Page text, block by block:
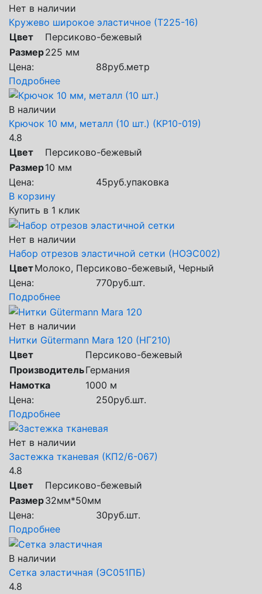
Нет в наличии
Кружево широкое эластичное (Т225-16)
Цвет
Персиково-бежевый
Размер225 мм
Цена:
88руб.метр
Подробнее
В наличии
Крючок 10 мм, металл (10 шт.) (КР10-019)
4.8
Цвет
Персиково-бежевый
Размер10 мм
Цена:
45руб.упаковка
В корзину
Купить в 1 клик
Нет в наличии
Набор отрезов эластичной сетки (НОЭС002)
ЦветМолоко, Персиково-бежевый, Черный
Цена:
770руб.шт.
Подробнее
Нет в наличии
Нитки Gütermann Mara 120 (НГ210)
Цвет
Персиково-бежевый
ПроизводительГермания
Намотка
1000 м
Цена:
250руб.шт.
Подробнее
Нет в наличии
Застежка тканевая (КП2/6-067)
4.8
Цвет
Персиково-бежевый
Размер32мм*50мм
Цена:
30руб.шт.
Подробнее
В наличии
Сетка эластичная (ЭС051ПБ)
4.8